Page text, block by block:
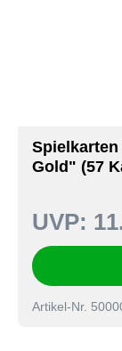
Spielkarten
Gold" (57
UVP:
Artikel-Nr.